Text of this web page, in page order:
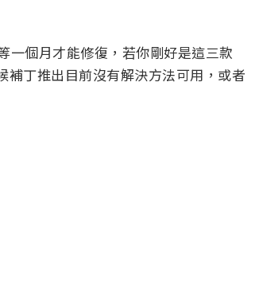
一個月才能修復，若你剛好是這三款
丁推出目前沒有解決方法可用，或者